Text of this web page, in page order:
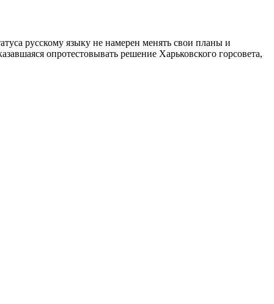
русскому языку не намерен менять свои планы и
опротестовывать решение Харьковского горсовета,